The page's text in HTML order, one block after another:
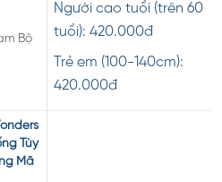
Bộ
Người cao tuổi (trên 60
tuổi): 420.000đ
Trẻ em (100-140cm):
420.000đ
Tùy
Mã